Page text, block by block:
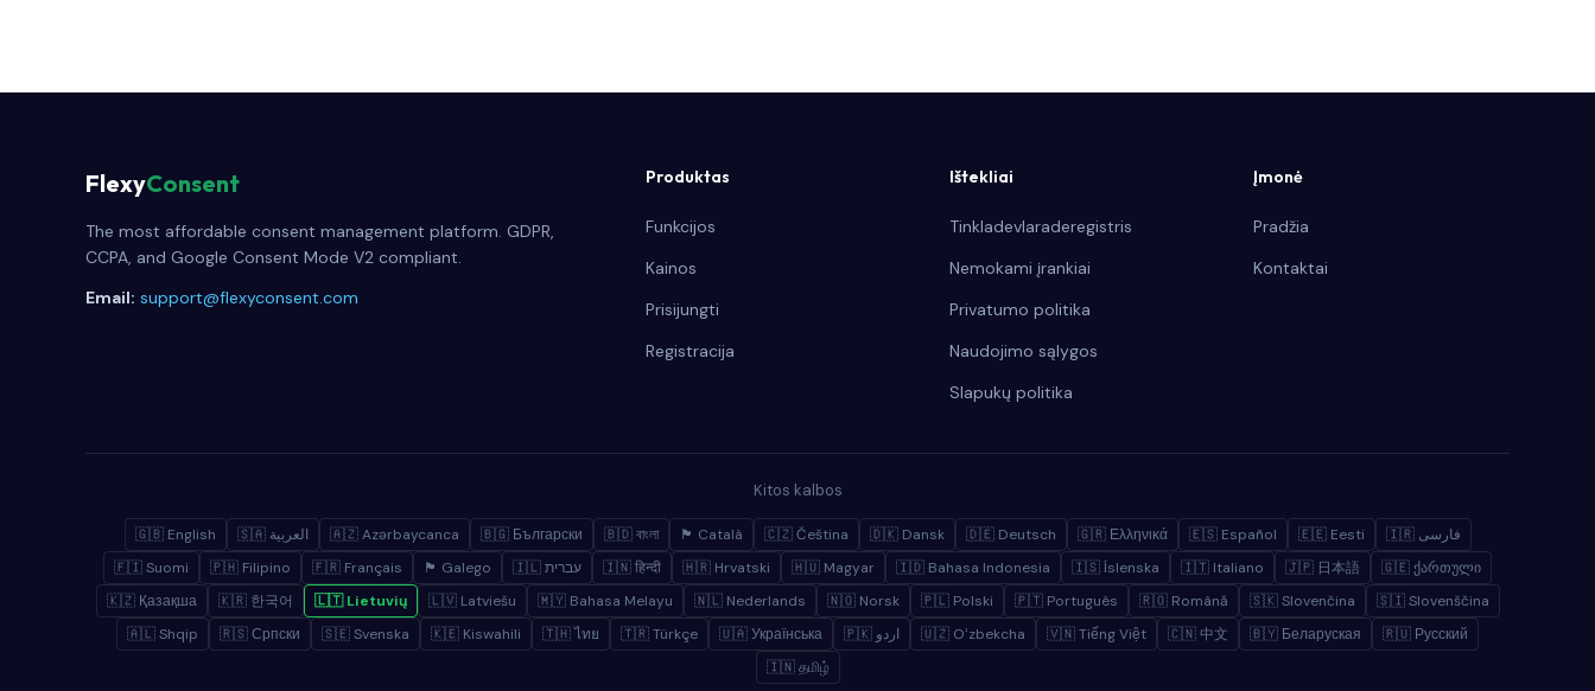
FlexyConsent
The most affordable consent management platform. GDPR,
CCPA, and Google Consent Mode V2 compliant.
Email: support@flexyconsent.com
Produktas
Funkcijos
Kainos
Prisijungti
Registracija
Ištekliai
Tinkladevlaraderegistris
Nemokami įrankiai
Privatumo politika
Naudojimo sąlygos
Slapukų politika
Įmonė
Pradžia
Kontaktai
Kitos kalbos
🇬🇧 English 🇸🇦 العربية 🇦🇿 Azərbaycanca 🇧🇬 Български 🇧🇩 বাংলা 🏴 Català 🇨🇿 Čeština 🇩🇰 Dansk 🇩🇪 Deutsch 🇬🇷 Ελληνικά 🇪🇸 Español 🇪🇪 Eesti
🇮🇷 فارسی
🇫🇮 Suomi
🇵🇭 Filipino 🇫🇷 Français 🏴 Galego 🇮🇱 עברית 🇮🇳 हिन्दी 🇭🇷 Hrvatski 🇭🇺 Magyar 🇮🇩 Bahasa Indonesia 🇮🇸 Íslenska 🇮🇹 Italiano 🇯🇵 日本語
🇬🇪 ქართული
🇰🇿 Қазақша
🇰🇷 한국어 🇱🇹 Lietuvių 🇱🇻 Latviešu 🇲🇾 Bahasa Melayu 🇳🇱 Nederlands 🇳🇴 Norsk 🇵🇱 Polski 🇵🇹 Português 🇷🇴 Română 🇸🇰 Slovenčina
🇸🇮 Slovenščina
🇦🇱 Shqip
🇷🇸 Српски 🇸🇪 Svenska 🇰🇪 Kiswahili 🇹🇭 ไทย 🇹🇷 Türkçe 🇺🇦 Українська 🇵🇰 اردو 🇺🇿 Oʻzbekcha 🇻🇳 Tiếng Việt 🇨🇳 中文 🇧🇾 Беларуская
🇷🇺 Русский
🇮🇳 தமிழ்